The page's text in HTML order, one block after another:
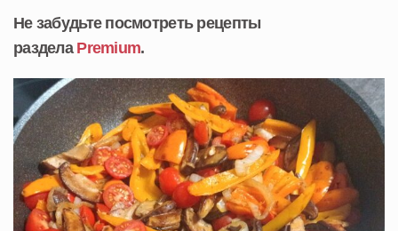
Не забудьте посмотреть рецепты
раздела Premium.